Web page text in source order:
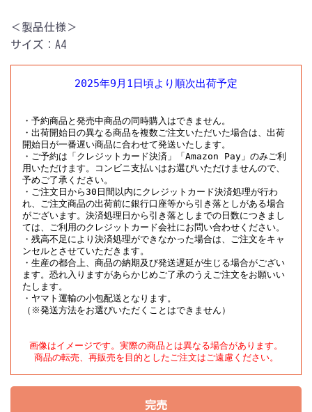
＜製品仕様＞
サイズ：A4
2025年9月1日頃より順次出荷予定
・予約商品と発売中商品の同時購入はできません。
・出荷開始日の異なる商品を複数ご注文いただいた場合は、出荷
開始日が一番遅い商品に合わせて発送いたします。
・ご予約は「クレジットカード決済」「Amazon Pay」のみご利
用いただけます。コンビニ支払いはお選びいただけませんので、
予めご了承ください。
・ご注文日から30日間以内にクレジットカード決済処理が行わ
れ、ご注文商品の出荷前に銀行口座等から引き落としがある場合
がございます。決済処理日から引き落としまでの日数につきまし
ては、ご利用のクレジットカード会社にお問い合わせください。
・残高不足により決済処理ができなかった場合は、ご注文をキャ
ンセルとさせていただきます。
・生産の都合上、商品の納期及び発送遅延が生じる場合がござい
ます。恐れ入りますがあらかじめご了承のうえご注文をお願いい
たします。
・ヤマト運輸の小包配送となります。
（※発送方法をお選びいただくことはできません）
画像はイメージです。実際の商品とは異なる場合があります。
商品の転売、再販売を目的としたご注文はご遠慮ください。
完売